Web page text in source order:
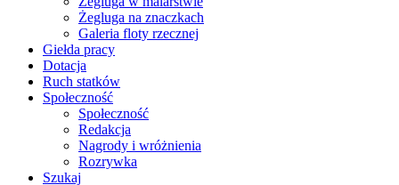
Żegluga na znaczkach
Galeria floty rzecznej
Giełda pracy
Dotacja
Ruch statków
Społeczność
Społeczność
Redakcja
Nagrody i wróżnienia
Rozrywka
Szukaj